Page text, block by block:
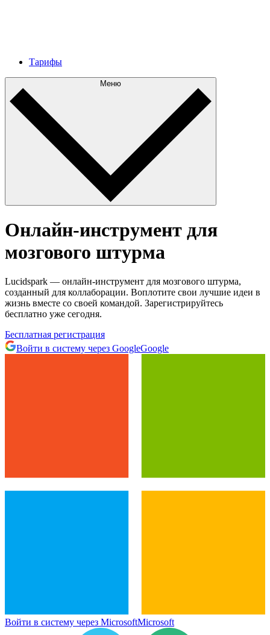
Тарифы
Меню
Онлайн-инструмент для
мозгового штурма
Lucidspark — онлайн-инструмент для мозгового штурма,
созданный для коллаборации. Воплотите свои лучшие идеи в
жизнь вместе со своей командой. Зарегистрируйтесь
бесплатно уже сегодня.
Бесплатная регистрация
Войти в систему через GoogleGoogle
Войти в систему через MicrosoftMicrosoft